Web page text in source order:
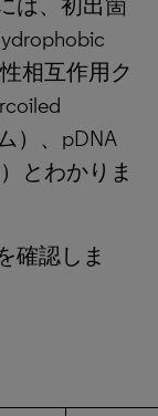
は、初出箇
相互作用ク
）、pDNA
とわかりま
確認しま